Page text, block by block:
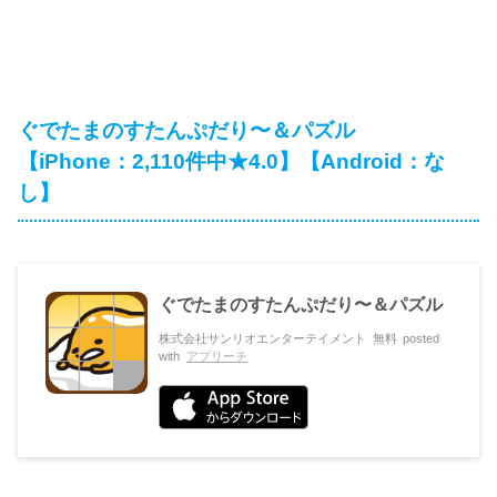
ぐでたまのすたんぷだり〜＆パズル
【iPhone：2,110件中★4.0】【Android：な
し】
ぐでたまのすたんぷだり〜＆パズル
株式会社サンリオエンターテイメント 無料 posted
with アプリーチ